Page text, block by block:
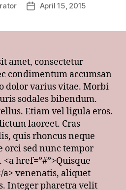
PostApril 15, 2015
amet, consectetur
condimentum accumsan
dolor varius vitae. Morbi
sodales bibendum.
Etiam vel ligula eros.
laoreet. Cras
quis rhoncus neque
orci sed nunc tempor
href=”#”>Quisque
venenatis, aliquet
Integer pharetra velit